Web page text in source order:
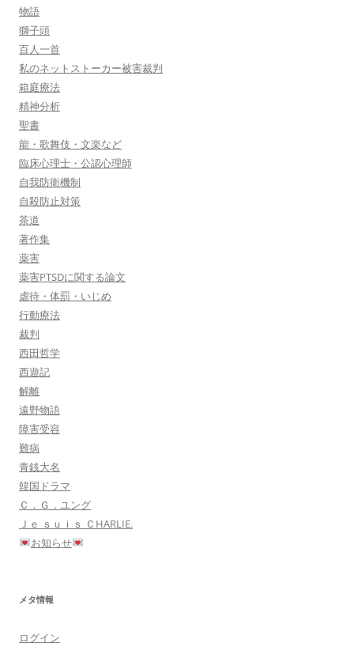
物語
獅子頭
百人一首
私のネットストーカー被害裁判
箱庭療法
精神分析
聖書
能・歌舞伎・文楽など
臨床心理士・公認心理師
自我防衛機制
自殺防止対策
茶道
著作集
薬害
薬害PTSDに関する論文
虐待・体罰・いじめ
行動療法
裁判
西田哲学
西遊記
解離
遠野物語
障害受容
難病
青銭大名
韓国ドラマ
Ｃ．Ｇ，ユング
Ｊｅ ｓｕｉｓ ＣHARLIE.
お知らせ
メタ情報
ログイン